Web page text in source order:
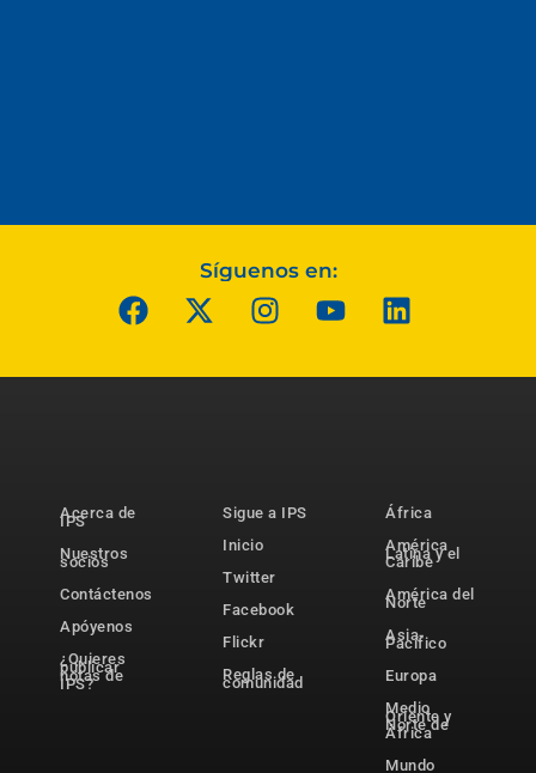
Síguenos en:
Acerca de
IPS
Nuestros
socios
Contáctenos
Apóyenos
¿Quieres
publicar
notas de
IPS?
Sigue a IPS
Inicio
Twitter
Facebook
Flickr
Reglas de
comunidad
África
América
Latina y el
Caribe
América del
Norte
Asia-
Pacífico
Europa
Medio
Oriente y
Norte de
África
Mundo